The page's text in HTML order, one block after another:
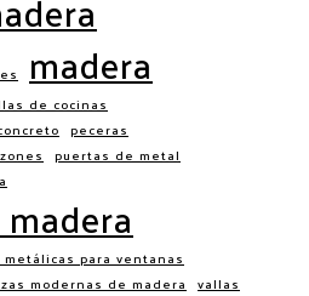
madera
de cocinas
peceras
puertas de metal
para ventanas
modernas de madera vallas